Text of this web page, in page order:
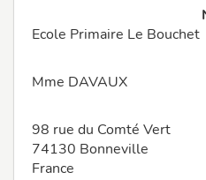
Ecole Primaire Le Bouchet
Mme DAVAUX
98 rue du Comté Vert
74130 Bonneville
France